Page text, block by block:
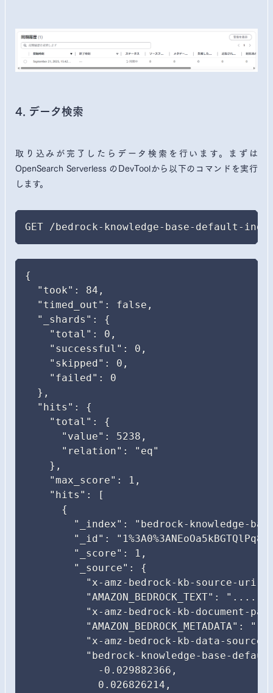
4. データ検索
取り込みが完了したらデータ検索を行います。まずは
OpenSearch Serverless のDevToolから以下のコマンドを実行
します。
GET /bedrock-knowledge-base-default-
{
  "took": 84,
  "timed_out": false,
  "_shards": {
    "total": 0,
    "successful": 0,
    "skipped": 0,
    "failed": 0
  },
  "hits": {
    "total": {
      "value": 5238,
      "relation": "eq"
    },
    "max_score": 1,
    "hits": [
      {
"_index": "bedrock-knowledge-
"_id":
        "_score": 1,
        "_source": {
"x-amz-bedrock-kb-source-
"AMAZON_BEDROCK_TEXT":
"x-amz-bedrock-kb-document-
"AMAZON_BEDROCK_METADATA":
"x-amz-bedrock-kb-data-
"bedrock-knowledge-base-
            -0.029882366,
            0.026826214,